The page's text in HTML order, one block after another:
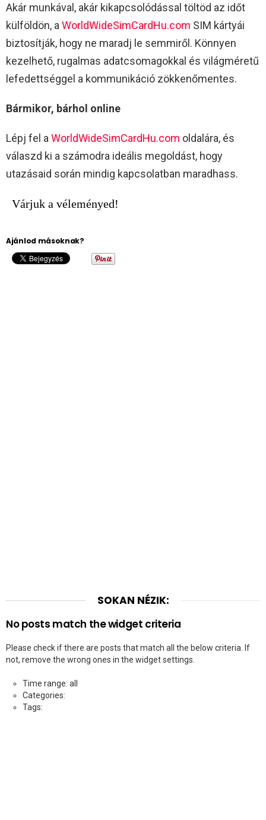
Akár munkával, akár kikapcsolódással töltöd az időt
külföldön, a WorldWideSimCardHu.com SIM kártyái
biztosítják, hogy ne maradj le semmiről. Könnyen
kezelhető, rugalmas adatcsomagokkal és világméretű
lefedettséggel a kommunikáció zökkenőmentes.
Bármikor, bárhol online
Lépj fel a WorldWideSimCardHu.com oldalára, és
válaszd ki a számodra ideális megoldást, hogy
utazásaid során mindig kapcsolatban maradhass.
Várjuk a véleményed!
Ajánlod másoknak?
SOKAN NÉZIK:
No posts match the widget criteria
Please check if there are posts that match all the below criteria. If
not, remove the wrong ones in the widget settings.
Time range: all
Categories:
Tags: